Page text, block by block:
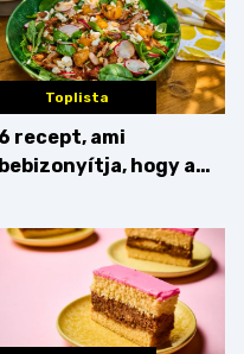
Toplista
6 recept, ami
bebizonyítja, hogy a